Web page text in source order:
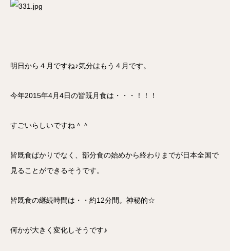
明日から４月ですね♪気分はもう４月です。
今年2015年4月4日の皆既月食は・・・！！！
すごいらしいですね＾＾
皆既食ばかりでなく、部分食の始めから終わりまでが日本全国で
見ることができるそうです。
皆既食の継続時間は・・約12分間。神秘的☆
何かが大きく変化しそうです♪